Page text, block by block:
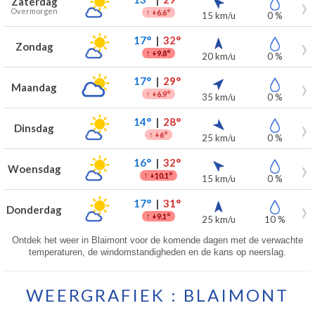
Overmorgen ↑ +6.6° 15 km/u 0 %
Zondag 17°| 32°
↑ +9.8° 20 km/u 0 %
Maandag 17°| 29°
↑ +6.9° 35 km/u 0 %
Dinsdag 14°| 28°
↑ +6° 25 km/u 0 %
Woensdag 16°| 32°
↑ +10.1° 15 km/u 0 %
Donderdag 17°| 31°
↑ +9.1° 25 km/u 10 %
Ontdek het weer in Blaimont voor de komende dagen met de verwachte
temperaturen, de windomstandigheden en de kans op neerslag.
WEERGRAFIEK : BLAIMONT